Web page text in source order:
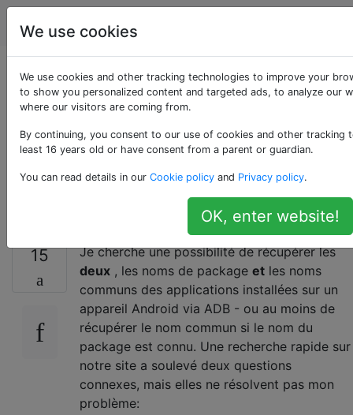
Android
Obtenir le nom du
package ET le nom
commun des
applications via ADB
15
Je cherche une possibilité de récupérer les
deux , les noms de package et les noms
communs des applications installées sur un
appareil Android via ADB - ou au moins de
récupérer le nom commun si le nom du
package est connu. Une recherche rapide sur
notre site a soulevé deux questions
connexes, mais elles ne résolvent pas mon
problème:
We use cookies
We use cookies and other tracking technologies to improve your
to show you personalized content and targeted ads, to analyze our
where our visitors are coming from.
By continuing, you consent to our use of cookies and other tracking
least 16 years old or have consent from a parent or guardian.
You can read details in our Cookie policy and Privacy policy.
OK, enter website!